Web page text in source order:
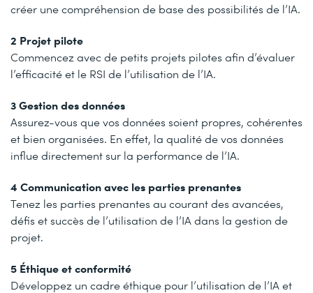
créer une compréhension de base des possibilités de l’IA.
2 Projet pilote
Commencez avec de petits projets pilotes afin d’évaluer
l’efficacité et le RSI de l’utilisation de l’IA.
3 Gestion des données
Assurez-vous que vos données soient propres, cohérentes
et bien organisées. En effet, la qualité de vos données
influe directement sur la performance de l’IA.
4 Communication avec les parties prenantes
Tenez les parties prenantes au courant des avancées,
défis et succès de l’utilisation de l’IA dans la gestion de
projet.
5 Éthique et conformité
Développez un cadre éthique pour l’utilisation de l’IA et